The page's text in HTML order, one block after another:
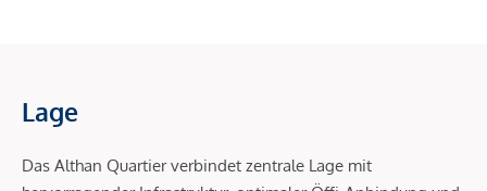
Lage
Das Althan Quartier verbindet zentrale Lage mit